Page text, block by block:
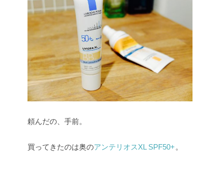
頼んだの、手前。
買ってきたのは奥のアンテリオスXL SPF50+ 。